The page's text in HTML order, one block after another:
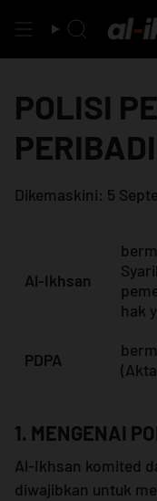
Search
POLISI
PERIBADI
Dikemaskini: 5
Al-Ikhsan
hak
PDPA
1. MENGENAI
Al-Ikhsan komited
diwajibkan untuk